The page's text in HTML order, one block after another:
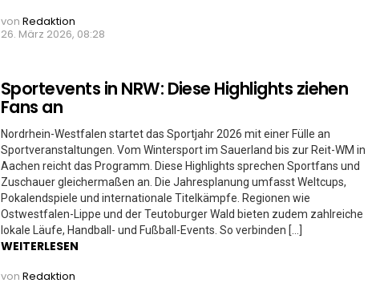
von Redaktion
26. März 2026, 08:28
Sportevents in NRW: Diese Highlights ziehen
Fans an
Nordrhein-Westfalen startet das Sportjahr 2026 mit einer Fülle an
Sportveranstaltungen. Vom Wintersport im Sauerland bis zur Reit-WM in
Aachen reicht das Programm. Diese Highlights sprechen Sportfans und
Zuschauer gleichermaßen an. Die Jahresplanung umfasst Weltcups,
Pokalendspiele und internationale Titelkämpfe. Regionen wie
Ostwestfalen-Lippe und der Teutoburger Wald bieten zudem zahlreiche
lokale Läufe, Handball- und Fußball-Events. So verbinden […]
WEITERLESEN
von Redaktion